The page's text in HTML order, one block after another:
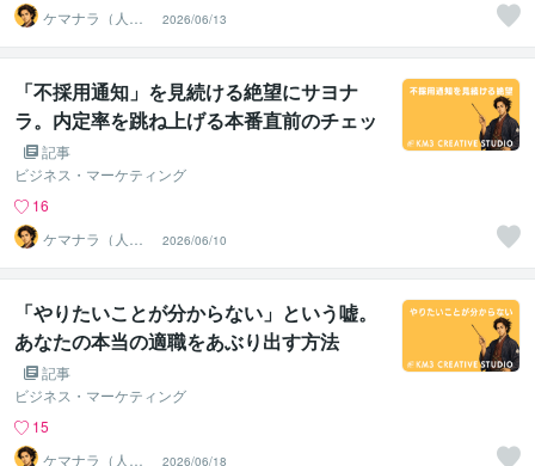
ケマナラ（人
事・採用コンサ
ルタント）
2026/06/13
「不採用通知」を見続ける絶望にサヨナ
ラ。内定率を跳ね上げる本番直前のチェッ
クシート
記事
ビジネス・マーケティング
16
ケマナラ（人
事・採用コンサ
ルタント）
2026/06/10
「やりたいことが分からない」という嘘。
あなたの本当の適職をあぶり出す方法
記事
ビジネス・マーケティング
15
ケマナラ（人
2026/06/18